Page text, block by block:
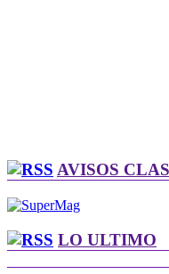
AVISOS
LO ULTIMO